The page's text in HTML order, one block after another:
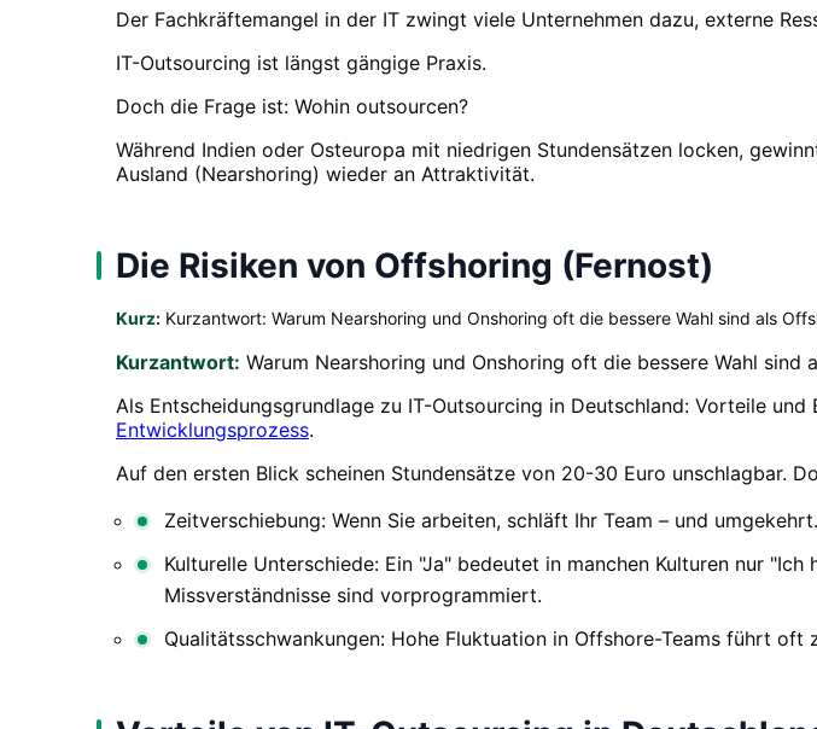
Der Fachkräftemangel in der IT zwingt viele Unternehmen dazu, externe
IT-Outsourcing ist längst gängige Praxis.
Doch die Frage ist: Wohin outsourcen?
Während Indien oder Osteuropa mit niedrigen Stundensätzen locken,
Ausland (Nearshoring) wieder an Attraktivität.
Die Risiken von Offshoring (Fernost)
Kurz: Kurzantwort: Warum Nearshoring und Onshoring oft die bessere Wahl sind als
Kurzantwort: Warum Nearshoring und Onshoring oft die bessere Wahl sind
Als Entscheidungsgrundlage zu IT-Outsourcing in Deutschland: Vorteile und
Entwicklungsprozess.
Auf den ersten Blick scheinen Stundensätze von 20-30 Euro unschlagbar.
Zeitverschiebung: Wenn Sie arbeiten, schläft Ihr Team – und
Kulturelle Unterschiede: Ein "Ja" bedeutet in manchen Kulturen nur
Missverständnisse sind vorprogrammiert.
Qualitätsschwankungen: Hohe Fluktuation in Offshore-Teams führt oft